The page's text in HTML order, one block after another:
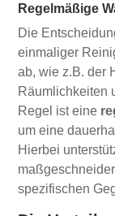
Regelmäßige
Die
einmaliger
ab, wie z.B. der
Räumlichkeiten
Regel ist eine
um eine
Hierbei
spezifischen